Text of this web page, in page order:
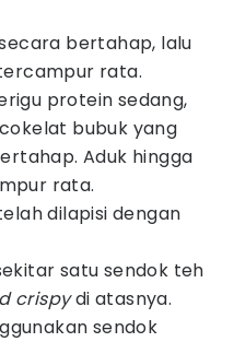
bertahap, lalu
rata.
protein sedang,
bubuk yang
Aduk hingga
rata.
dilapisi dengan
satu sendok teh
crispydi atasnya.
sendok